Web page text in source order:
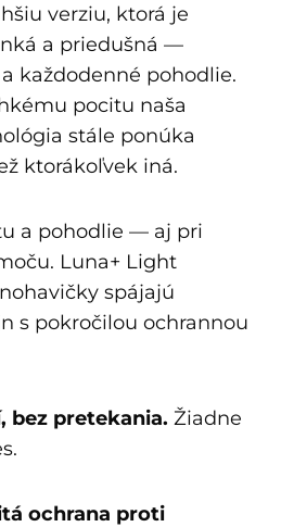
verziu, ktorá je
a priedušná —
každodenné pohodlie.
pocitu naša
stále ponúka
ktorákoľvek iná.
a pohodlie — aj pri
Luna+ Light
spájajú
s pokročilou ochrannou
bez pretekania. Žiadne
ochrana proti